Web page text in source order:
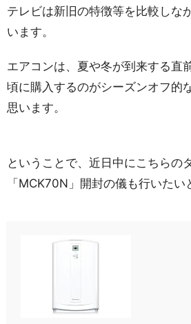
テレビは新旧の特徴等を比較しな
います。
エアコンは、夏や冬が到来する直
頃に購入するのがシーズンオフ的
思います。
ということで、近日中にこちらの
「MCK70N」開封の儀も行いたい